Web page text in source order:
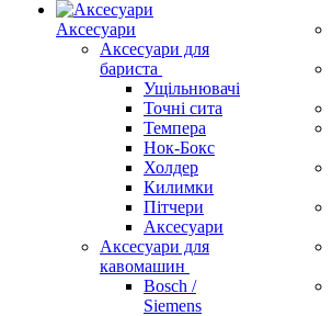
Аксесуари
Аксесуари для
бариста
Ущільнювачі
Точні сита
Темпера
Нок-Бокс
Холдер
Килимки
Пітчери
Аксесуари
Аксесуари для
кавомашин
Bosch /
Siemens